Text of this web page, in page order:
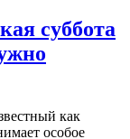
суббота
как
особое